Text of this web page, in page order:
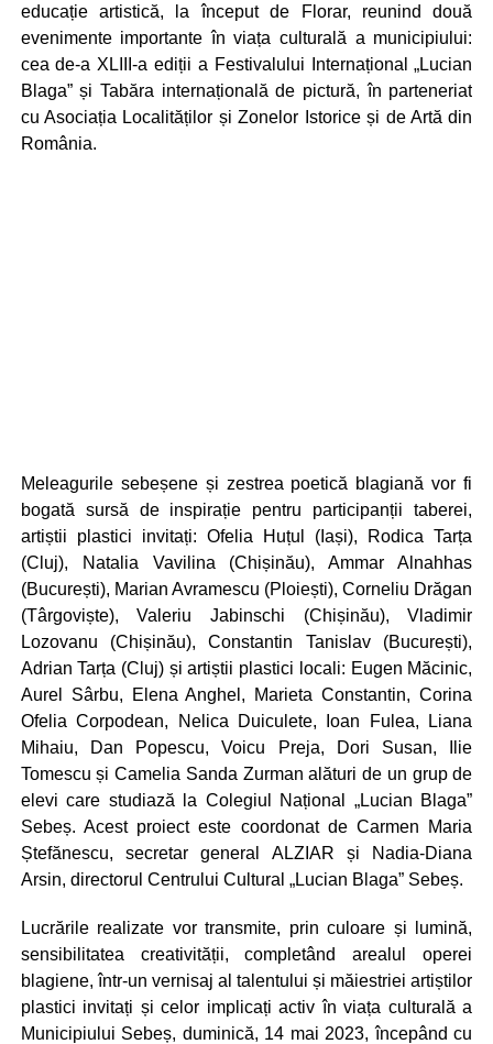
educație artistică, la început de Florar, reunind două
evenimente importante în viața culturală a municipiului:
cea de-a XLIII-a ediții a Festivalului Internațional „Lucian
Blaga” și Tabăra internațională de pictură, în parteneriat
cu Asociația Localităților și Zonelor Istorice și de Artă din
România.
Meleagurile sebeșene și zestrea poetică blagiană vor fi
bogată sursă de inspirație pentru participanții taberei,
artiștii plastici invitați: Ofelia Huțul (Iași), Rodica Tarța
(Cluj), Natalia Vavilina (Chișinău), Ammar Alnahhas
(București), Marian Avramescu (Ploiești), Corneliu Drăgan
(Târgoviște), Valeriu Jabinschi (Chișinău), Vladimir
Lozovanu (Chișinău), Constantin Tanislav (București),
Adrian Tarța (Cluj) și artiștii plastici locali: Eugen Măcinic,
Aurel Sârbu, Elena Anghel, Marieta Constantin, Corina
Ofelia Corpodean, Nelica Duiculete, Ioan Fulea, Liana
Mihaiu, Dan Popescu, Voicu Preja, Dori Susan, Ilie
Tomescu și Camelia Sanda Zurman alături de un grup de
elevi care studiază la Colegiul Național „Lucian Blaga”
Sebeș. Acest proiect este coordonat de Carmen Maria
Ștefănescu, secretar general ALZIAR și Nadia-Diana
Arsin, directorul Centrului Cultural „Lucian Blaga” Sebeș.
Lucrările realizate vor transmite, prin culoare și lumină,
sensibilitatea creativității, completând arealul operei
blagiene, într-un vernisaj al talentului și măiestriei artiștilor
plastici invitați și celor implicați activ în viața culturală a
Municipiului Sebeș, duminică, 14 mai 2023, începând cu